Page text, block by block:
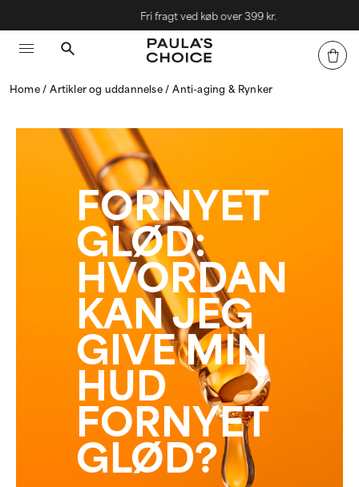
Fri fragt ved køb over 399 kr.
Home Artikler og uddannelse Anti-aging & Rynker
FORN­YET
GLØD:
HVORDAN
KAN JEG
GIVE MIN
HUD
FORNYET
GLØD?